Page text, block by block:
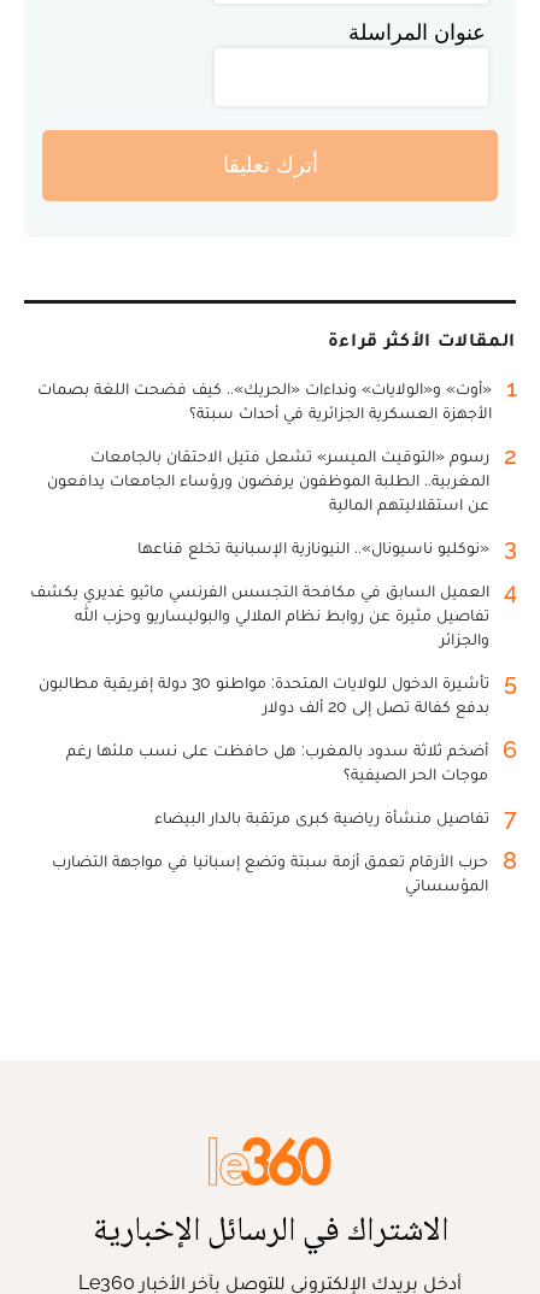
عنوان المراسلة
أترك تعليقا
المقالات الأكثر قراءة
1
«أوت» و«الولايات» ونداءات «الحريك».. كيف فضحت اللغة بصمات
الأجهزة العسكرية الجزائرية في أحداث سبتة؟
2
رسوم «التوقيت الميسر» تشعل فتيل الاحتقان بالجامعات
المغربية.. الطلبة الموظفون يرفضون ورؤساء الجامعات يدافعون
عن استقلاليتهم المالية
3 «نوكليو ناسيونال».. النيونازية الإسبانية تخلع قناعها
4
العميل السابق في مكافحة التجسس الفرنسي ماثيو غديري يكشف
تفاصيل مثيرة عن روابط نظام الملالي والبوليساريو وحزب الله
والجزائر
5
تأشيرة الدخول للولايات المتحدة: مواطنو 30 دولة إفريقية مطالبون
بدفع كفالة تصل إلى 20 ألف دولار
6
أضخم ثلاثة سدود بالمغرب: هل حافظت على نسب ملئها رغم
موجات الحر الصيفية؟
7 تفاصيل منشأة رياضية كبرى مرتقبة بالدار البيضاء
8
حرب الأرقام تعمق أزمة سبتة وتضع إسبانيا في مواجهة التضارب
المؤسساتي
الاشتراك في الرسائل الإخبارية
أدخل بريدك الإلكتروني للتوصل بآخر الأخبار Le360